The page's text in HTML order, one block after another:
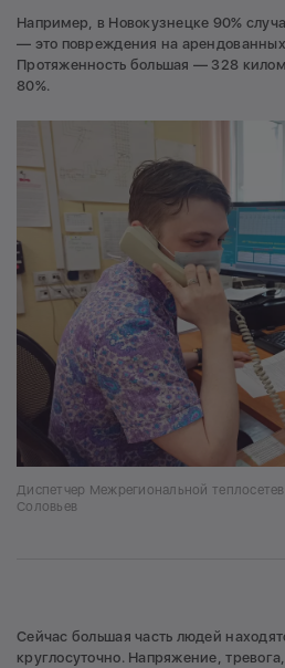
Например, в Новокузнецке 90%
— это повреждения на арендованных
Протяженность большая — 328
80%.
Диспетчер Межрегиональной
Соловьев
Сейчас большая часть людей
круглосуточно. Напряжение,